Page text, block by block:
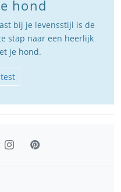
hond
bij je levensstijl is de
stap naar een heerlijk
je hond.